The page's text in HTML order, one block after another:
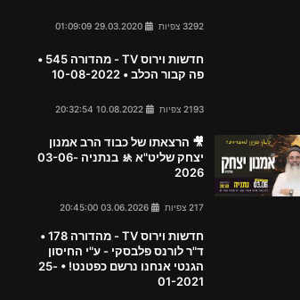
3292 צפיות
חדשות וירוס TV - מהדורה 545 •
פה קבור הכלב • 10-08-2022
2193 צפיות
🎥 הרצאתו של כבוד הרב אמנון
יצחק שליט"א 🚸 בנתניה 03-06-
2026
217 צפיות
חדשות וירוס TV - מהדורה 178 •
ד"ר לורנס פלבסקי - ע"י החיסון
הגנטי אנחנו נרשם כפטנט! • 25-
01-2021